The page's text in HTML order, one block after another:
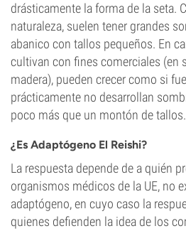
drásticamente la forma de la seta.
naturaleza, suelen tener grandes
abanico con tallos pequeños. En
cultivan con fines comerciales (en
madera), pueden crecer como si
prácticamente no desarrollan
poco más que un montón de tallos.
¿Es Adaptógeno El Reishi?
La respuesta depende de a quién
organismos médicos de la UE, no
adaptógeno, en cuyo caso la
quienes defienden la idea de los